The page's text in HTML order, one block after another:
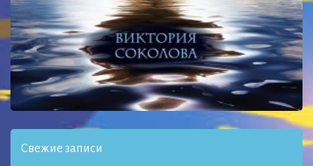
Свежие записи